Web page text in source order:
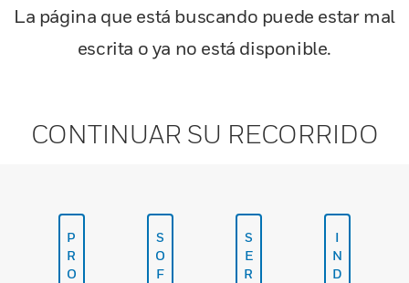
La página que está buscando puede estar mal
escrita o ya no está disponible.
CONTINUAR SU RECORRIDO
P
R
O
S
O
F
S
E
R
I
N
D